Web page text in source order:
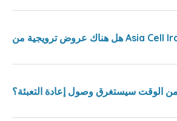
الوقت سيستغرق وصول إعادة التعبئة؟